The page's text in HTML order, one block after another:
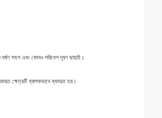
ঘর্ষণ সহগ এবং কোনও পরিবেশ দূষণ ছাড়াই।
ক্ষেত্রটি ব্যাপকভাবে ব্যবহৃত হয়।